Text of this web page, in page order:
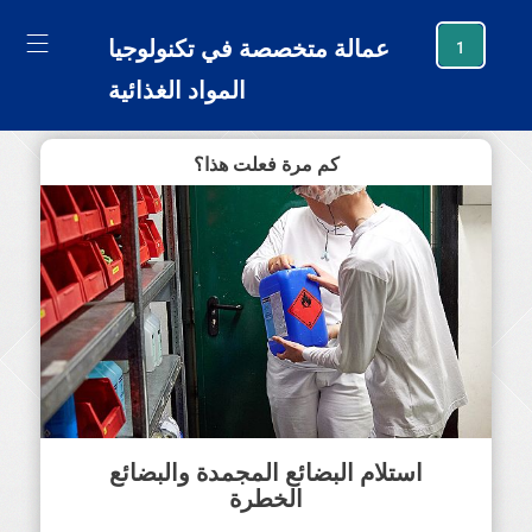
عمالة متخصصة في تكنولوجيا
المواد الغذائية
1
كم مرة فعلت هذا؟
استلام البضائع المجمدة والبضائع
الخطرة